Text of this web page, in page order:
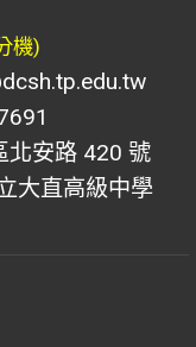
機)
北安路 420 號
大直高級中學